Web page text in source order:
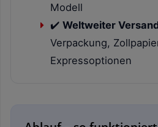
Modell
✔️ Weltweiter
Verpackung,
Expressoptionen